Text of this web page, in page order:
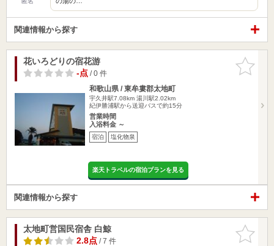
関連情報から探す
お気に入
りに追加
花いろどりの宿花游
-点/ 0 件
和歌山県 / 東牟婁郡太地町
宇久井駅7.08km 湯川駅2.02km
紀伊勝浦駅から送迎バスで約15分
営業時間
入浴料金 ～
宿泊 塩化物泉
楽天トラベルの宿泊プランを見る
関連情報から探す
お気に入
りに追加
太地町営国民宿舎 白鯨
2.8点/ 7 件